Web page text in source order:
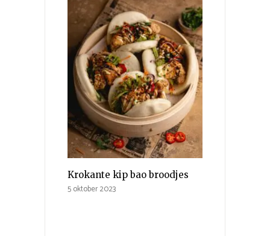
Krokante kip bao broodjes
5 oktober 2023